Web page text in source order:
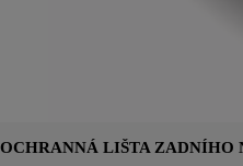
OCHRANNÁ LIŠTA ZADNÍHO